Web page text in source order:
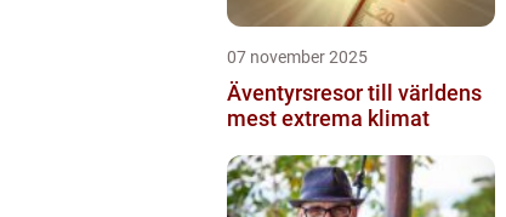
07 november 2025
Äventyrsresor till världens
mest extrema klimat